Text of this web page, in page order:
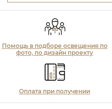
Помощь в подборе освещения по
фото, по дизайн проекту
Оплата при получении